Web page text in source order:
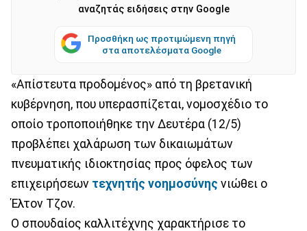
αναζητάς ειδήσεις στην Google
Προσθήκη ως προτιμώμενη πηγή
στα αποτελέσματα Google
«Απίστευτα προδομένος» από τη βρετανική
κυβέρνηση, που υπερασπίζεται, νομοσχέδιο το
οποίο τροποποιήθηκε την Δευτέρα (12/5)
προβλέπει χαλάρωση των δικαιωμάτων
πνευματικής ιδιοκτησίας προς όφελος των
επιχειρήσεων τεχνητής νοημοσύνης νιώθει ο
Έλτον Τζον.
Ο σπουδαίος καλλιτέχνης χαρακτήρισε το